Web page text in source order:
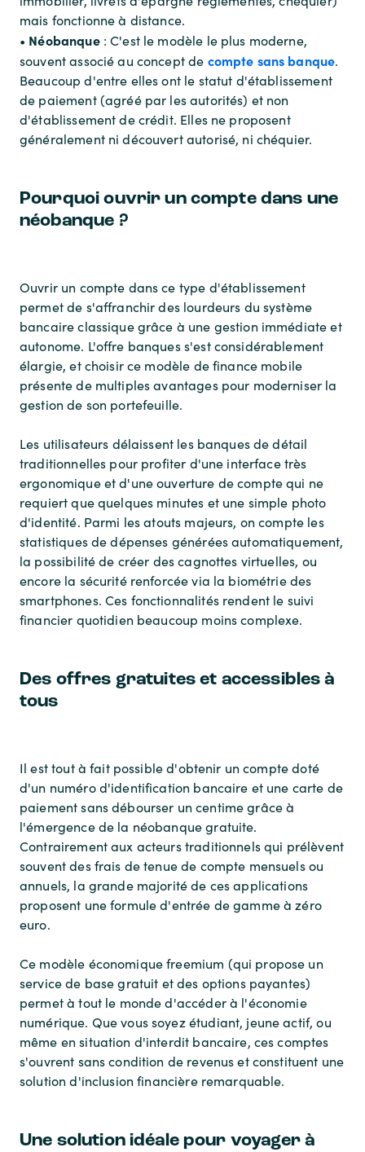
mais fonctionne à distance.
• Néobanque: C'est le modèle le plus moderne,
souvent associé au concept de compte sans banque.
Beaucoup d'entre elles ont le statut d'établissement
de paiement (agréé par les autorités) et non
d'établissement de crédit. Elles ne proposent
généralement ni découvert autorisé, ni chéquier.
Pourquoi ouvrir un compte dans une
néobanque ?
Ouvrir un compte dans ce type d'établissement
permet de s'affranchir des lourdeurs du système
bancaire classique grâce à une gestion immédiate et
autonome. L'offre banques s'est considérablement
élargie, et choisir ce modèle de finance mobile
présente de multiples avantages pour moderniser la
gestion de son portefeuille.
Les utilisateurs délaissent les banques de détail
traditionnelles pour profiter d'une interface très
ergonomique et d'une ouverture de compte qui ne
requiert que quelques minutes et une simple photo
d'identité. Parmi les atouts majeurs, on compte les
statistiques de dépenses générées automatiquement,
la possibilité de créer des cagnottes virtuelles, ou
encore la sécurité renforcée via la biométrie des
smartphones. Ces fonctionnalités rendent le suivi
financier quotidien beaucoup moins complexe.
Des offres gratuites et accessibles à
tous
Il est tout à fait possible d'obtenir un compte doté
d'un numéro d'identification bancaire et une carte de
paiement sans débourser un centime grâce à
l'émergence de la néobanque gratuite.
Contrairement aux acteurs traditionnels qui prélèvent
souvent des frais de tenue de compte mensuels ou
annuels, la grande majorité de ces applications
proposent une formule d'entrée de gamme à zéro
euro.
Ce modèle économique freemium (qui propose un
service de base gratuit et des options payantes)
permet à tout le monde d'accéder à l'économie
numérique. Que vous soyez étudiant, jeune actif, ou
même en situation d'interdit bancaire, ces comptes
s'ouvrent sans condition de revenus et constituent une
solution d'inclusion financière remarquable.
Une solution idéale pour voyager à